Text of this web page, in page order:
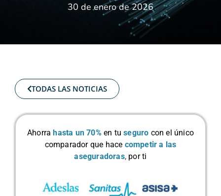
30 de enero de 2026
TODAS LAS NOTICIAS
Ahorra hasta un 70% en tuseguro con el único
comparador que hace competir a las
aseguradoras, por ti